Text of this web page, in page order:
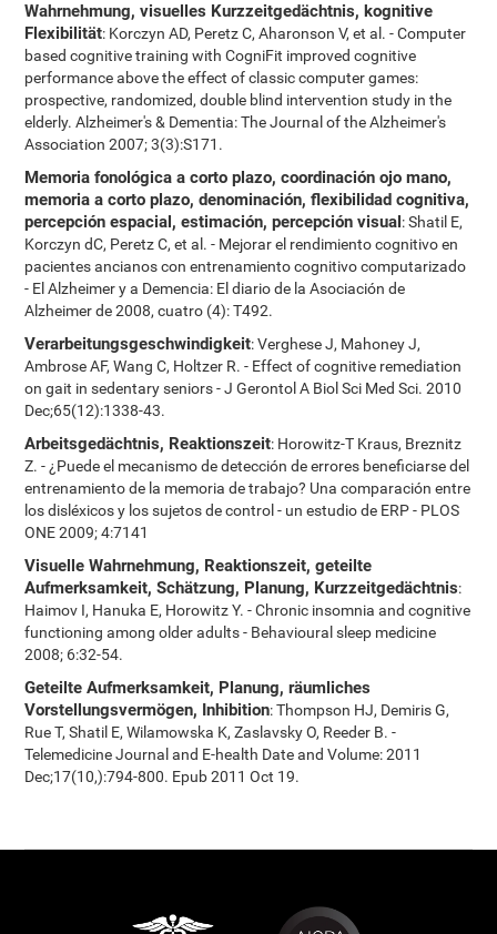
Wahrnehmung, visuelles Kurzzeitgedächtnis, kognitive
Flexibilität: Korczyn AD, Peretz C, Aharonson V, et al. - Computer
based cognitive training with CogniFit improved cognitive
performance above the effect of classic computer games:
prospective, randomized, double blind intervention study in the
elderly. Alzheimer's & Dementia: The Journal of the Alzheimer's
Association 2007; 3(3):S171.
Memoria fonológica a corto plazo, coordinación ojo mano,
memoria a corto plazo, denominación, flexibilidad cognitiva,
percepción espacial, estimación, percepción visual: Shatil E,
Korczyn dC, Peretz C, et al. - Mejorar el rendimiento cognitivo en
pacientes ancianos con entrenamiento cognitivo computarizado
- El Alzheimer y a Demencia: El diario de la Asociación de
Alzheimer de 2008, cuatro (4): T492.
Verarbeitungsgeschwindigkeit: Verghese J, Mahoney J,
Ambrose AF, Wang C, Holtzer R. - Effect of cognitive remediation
on gait in sedentary seniors - J Gerontol A Biol Sci Med Sci. 2010
Dec;65(12):1338-43.
Arbeitsgedächtnis, Reaktionszeit: Horowitz-T Kraus, Breznitz
Z. - ¿Puede el mecanismo de detección de errores beneficiarse del
entrenamiento de la memoria de trabajo? Una comparación entre
los disléxicos y los sujetos de control - un estudio de ERP - PLOS
ONE 2009; 4:7141
Visuelle Wahrnehmung, Reaktionszeit, geteilte
Aufmerksamkeit, Schätzung, Planung, Kurzzeitgedächtnis:
Haimov I, Hanuka E, Horowitz Y. - Chronic insomnia and cognitive
functioning among older adults - Behavioural sleep medicine
2008; 6:32-54.
Geteilte Aufmerksamkeit, Planung, räumliches
Vorstellungsvermögen, Inhibition: Thompson HJ, Demiris G,
Rue T, Shatil E, Wilamowska K, Zaslavsky O, Reeder B. -
Telemedicine Journal and E-health Date and Volume: 2011
Dec;17(10,):794-800. Epub 2011 Oct 19.